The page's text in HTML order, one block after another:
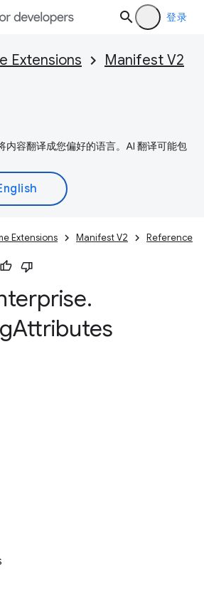
登录
Extensions
Manifest V2
内容翻译成您偏好的语言。AI 翻译可能包
Extensions Manifest V2 Reference
.
Attributes